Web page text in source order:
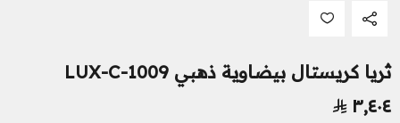
ثريا كريستال بيضاوية ذهبي LUX-C-1009
٣٬٤٠٤